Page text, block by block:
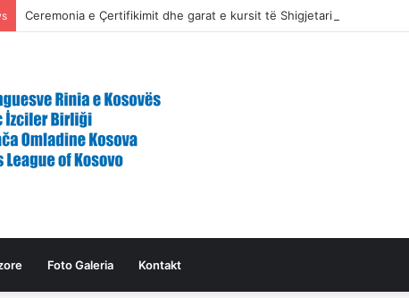
Ceremonia e Çertifikimit dhe garat e kursit të Shigjetarisë Tradicionale
Foto Galeria Kontakt